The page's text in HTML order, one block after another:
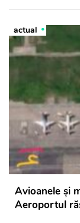
actual
Avioanele și
Aeroportul